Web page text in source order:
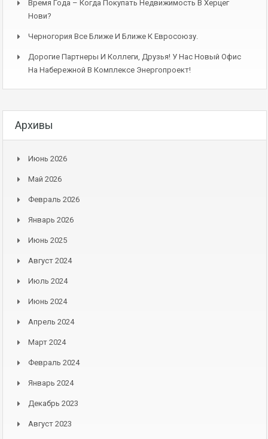
Время Года – Когда Покупать Недвижимость В Херцег
Нови?
Черногория Все Ближе И Ближе К Евросоюзу.
Дорогие Партнеры И Коллеги, Друзья! У Нас Новый Офис
На Набережной В Комплексе Энергопроект!
Архивы
Июнь 2026
Май 2026
Февраль 2026
Январь 2026
Июнь 2025
Август 2024
Июль 2024
Июнь 2024
Апрель 2024
Март 2024
Февраль 2024
Январь 2024
Декабрь 2023
Август 2023